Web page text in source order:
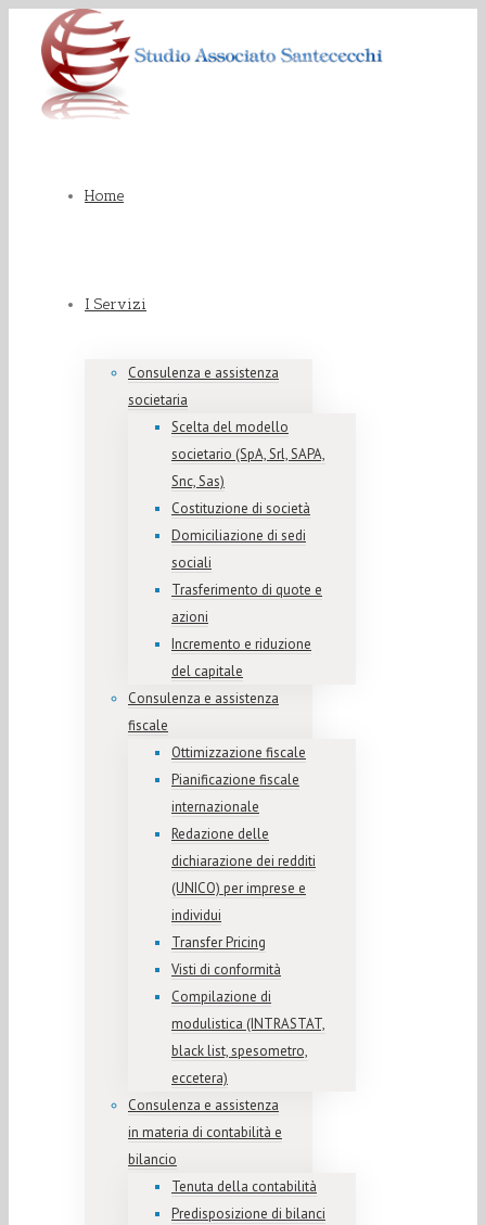
Home
I Servizi
Consulenza e assistenza
societaria
Scelta del modello
societario (SpA, Srl, SAPA,
Snc, Sas)
Costituzione di società
Domiciliazione di sedi
sociali
Trasferimento di quote e
azioni
Incremento e riduzione
del capitale
Consulenza e assistenza
fiscale
Ottimizzazione fiscale
Pianificazione fiscale
internazionale
Redazione delle
dichiarazione dei redditi
(UNICO) per imprese e
individui
Transfer Pricing
Visti di conformità
Compilazione di
modulistica (INTRASTAT,
black list, spesometro,
eccetera)
Consulenza e assistenza
in materia di contabilità e
bilancio
Tenuta della contabilità
Predisposizione di bilanci